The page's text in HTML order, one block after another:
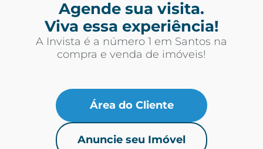
Agende sua visita.
Viva essa experiência!
A Invista é a número 1 em Santos na
compra e venda de imóveis!
Área do Cliente
Anuncie seu Imóvel